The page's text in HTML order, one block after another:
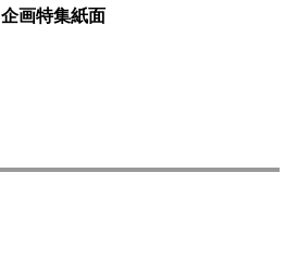
企画特集紙面